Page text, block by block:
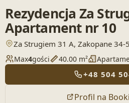
Rezydencja Za
Apartament nr 10
Za Strugiem 31 A, Zakopane 34-
— otwiera lokalizację w Google
Max4gości 40.00 m²
+48 504
Profil na